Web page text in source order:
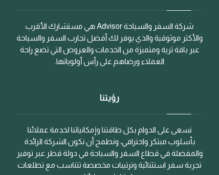
شركة السفر والسياحة Advisor هي مستشارك الأقرب
والأكثر موثوقية والذي يوفر لك أفضل تجارب السفر والسياحة
عبر باقة ثرية ومتميزة من الخدمات والعروض التي تضع راحة
العملاء ورضاهم على رأس أولوياتها.
رؤيتنا
نسعى على الدوام بكل طاقتنا وإمكانياتنا لخدمة عملائنا
بأسلوب مبتكر واحترافي، ونطمح أن نكون الشركة الرائدة
والمفضلة في قطاع السفر والسياحة في دولة قطر عبر توفير
تجربة سفر استثنائية وترتيبات مخصصة تتناسب مع تطلعات